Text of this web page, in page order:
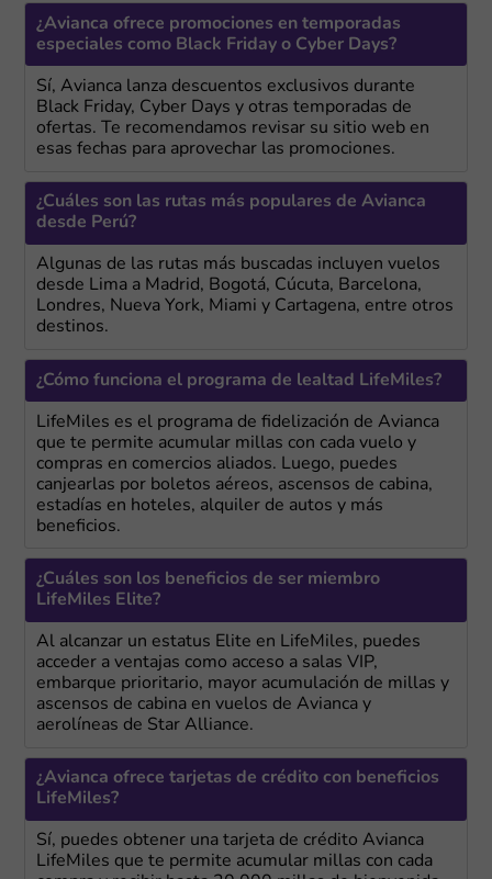
¿Avianca ofrece promociones en temporadas
especiales como Black Friday o Cyber Days?
Sí, Avianca lanza descuentos exclusivos durante
Black Friday, Cyber Days y otras temporadas de
ofertas. Te recomendamos revisar su sitio web en
esas fechas para aprovechar las promociones.
¿Cuáles son las rutas más populares de Avianca
desde Perú?
Algunas de las rutas más buscadas incluyen vuelos
desde Lima a Madrid, Bogotá, Cúcuta, Barcelona,
Londres, Nueva York, Miami y Cartagena, entre otros
destinos.
¿Cómo funciona el programa de lealtad LifeMiles?
LifeMiles es el programa de fidelización de Avianca
que te permite acumular millas con cada vuelo y
compras en comercios aliados. Luego, puedes
canjearlas por boletos aéreos, ascensos de cabina,
estadías en hoteles, alquiler de autos y más
beneficios.
¿Cuáles son los beneficios de ser miembro
LifeMiles Elite?
Al alcanzar un estatus Elite en LifeMiles, puedes
acceder a ventajas como acceso a salas VIP,
embarque prioritario, mayor acumulación de millas y
ascensos de cabina en vuelos de Avianca y
aerolíneas de Star Alliance.
¿Avianca ofrece tarjetas de crédito con beneficios
LifeMiles?
Sí, puedes obtener una tarjeta de crédito Avianca
LifeMiles que te permite acumular millas con cada